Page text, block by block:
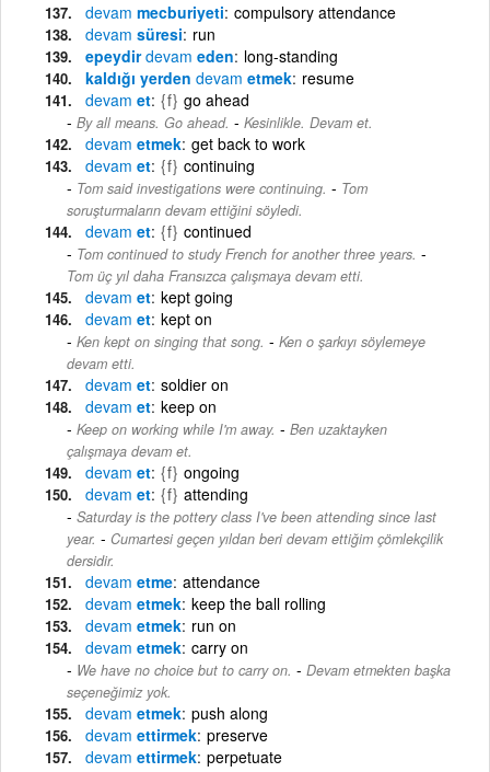
devam mecburiyeti compulsory attendance
devam süresi run
epeydirdevam eden long-standing
kaldığı yerden devam etmek resume
devam et {f} go ahead
By all means. Go ahead. - Kesinlikle. Devam et.
devam etmek get back to work
devam et {f} continuing
Tom said investigations were continuing. - Tom
soruşturmaların devam ettiğini söyledi.
devam et {f} continued
Tom continued to study French for another three years. -
Tom üç yıl daha Fransızca çalışmaya devam etti.
devam et kept going
devam et kept on
Ken kept on singing that song. - Ken o şarkıyı söylemeye
devam etti.
devam et soldier on
devam et keep on
Keep on working while I'm away. - Ben uzaktayken
çalışmaya devam et.
devam et {f} ongoing
devam et {f} attending
Saturday is the pottery class I've been attending since last
year. - Cumartesi geçen yıldan beri devam ettiğim çömlekçilik
dersidir.
devam etme attendance
devam etmek keep the ball rolling
devam etmek run on
devam etmek carry on
We have no choice but to carry on. - Devam etmekten başka
seçeneğimiz yok.
devam etmek push along
devam ettirmek preserve
devam ettirmek perpetuate